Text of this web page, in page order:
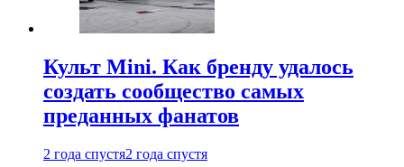
Культ Mini. Как бренду удалось
создать сообщество самых
преданных фанатов
2 года спустя2 года спустя